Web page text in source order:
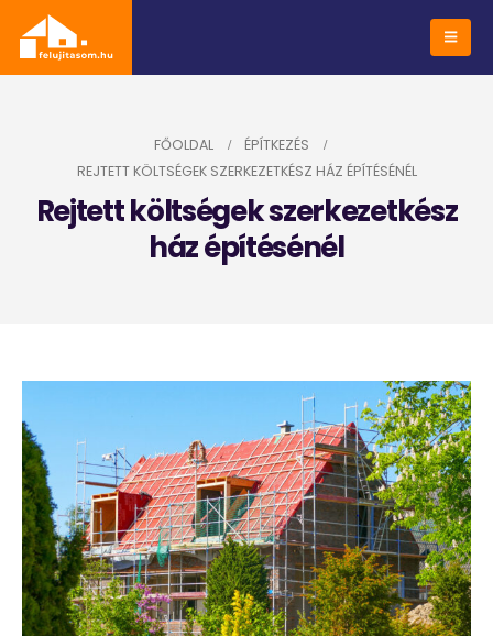
FŐOLDAL
ÉPÍTKEZÉS
REJTETT KÖLTSÉGEK SZERKEZETKÉSZ HÁZ ÉPÍTÉSÉNÉL
Rejtett költségek szerkezetkész
ház építésénél